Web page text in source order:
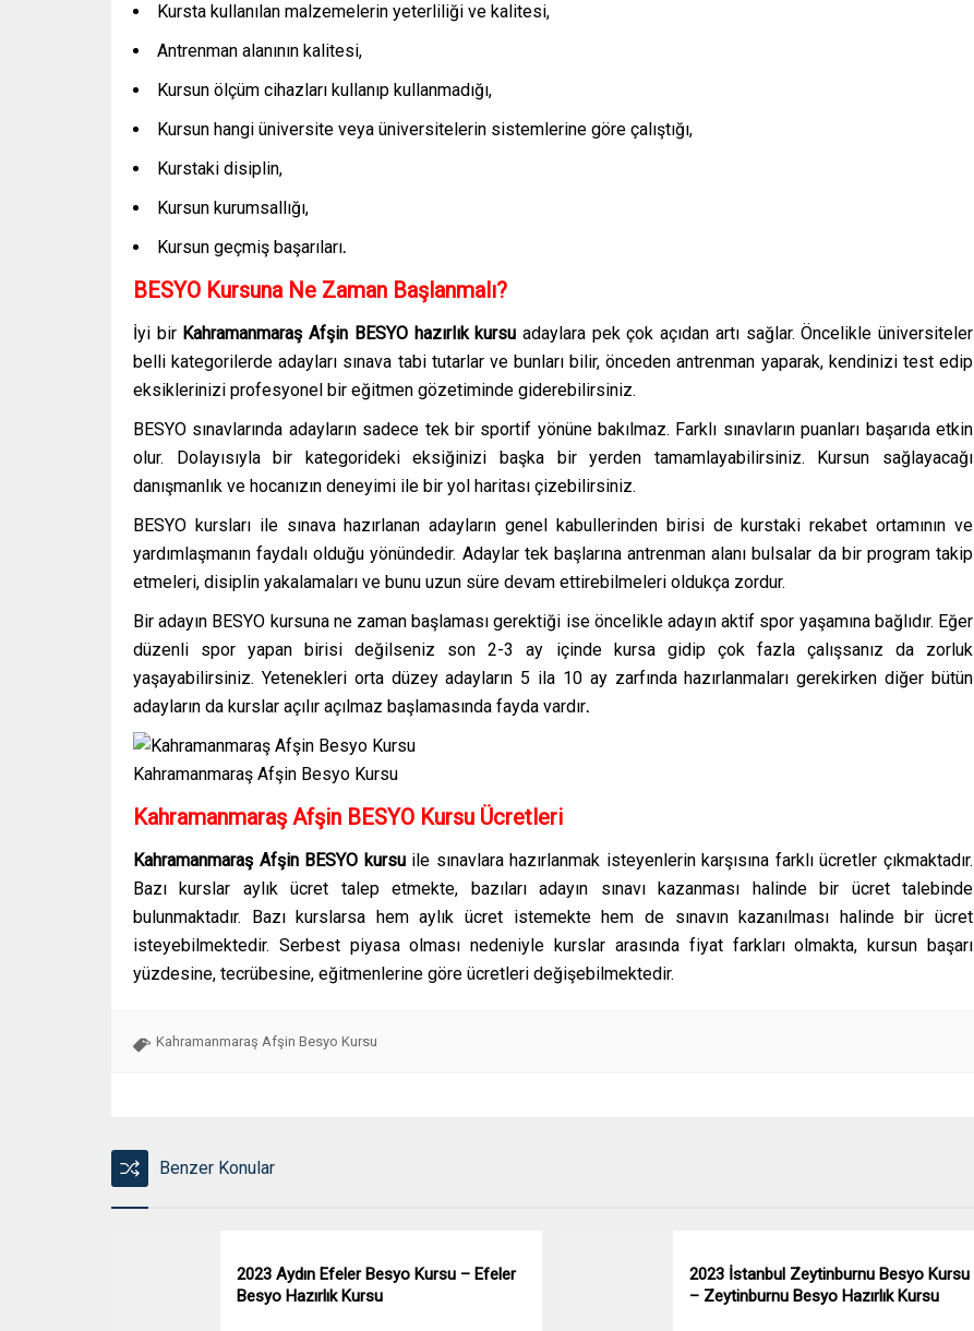
Kursta kullanılan malzemelerin yeterliliği ve kalitesi,
Antrenman alanının kalitesi,
Kursun ölçüm cihazları kullanıp kullanmadığı,
Kursun hangi üniversite veya üniversitelerin sistemlerine göre çalıştığı,
Kurstaki disiplin,
Kursun kurumsallığı,
Kursun geçmiş başarıları.
BESYO Kursuna Ne Zaman Başlanmalı?
İyi birKahramanmaraş Afşin BESYO hazırlık kursuadaylara pek çok açıdan artı sağlar. Öncelikle üniversiteler
belli kategorilerde adayları sınava tabi tutarlar ve bunları bilir, önceden antrenman yaparak, kendinizi test edip
eksiklerinizi profesyonel bir eğitmen gözetiminde giderebilirsiniz.
BESYO sınavlarında adayların sadece tek bir sportif yönüne bakılmaz. Farklı sınavların puanları başarıda etkin
olur. Dolayısıyla bir kategorideki eksiğinizi başka bir yerden tamamlayabilirsiniz. Kursun sağlayacağı
danışmanlık ve hocanızın deneyimi ile bir yol haritası çizebilirsiniz.
BESYO kursları ile sınava hazırlanan adayların genel kabullerinden birisi de kurstaki rekabet ortamının ve
yardımlaşmanın faydalı olduğu yönündedir. Adaylar tek başlarına antrenman alanı bulsalar da bir program takip
etmeleri, disiplin yakalamaları ve bunu uzun süre devam ettirebilmeleri oldukça zordur.
Bir adayın BESYO kursuna ne zaman başlaması gerektiği ise öncelikle adayın aktif spor yaşamına bağlıdır. Eğer
düzenli spor yapan birisi değilseniz son 2-3 ay içinde kursa gidip çok fazla çalışsanız da zorluk
yaşayabilirsiniz. Yetenekleri orta düzey adayların 5 ila 10 ay zarfında hazırlanmaları gerekirken diğer bütün
adayların da kurslar açılır açılmaz başlamasında fayda vardır.
Kahramanmaraş Afşin Besyo Kursu
Kahramanmaraş Afşin BESYO Kursu Ücretleri
Kahramanmaraş Afşin BESYO kursu ile sınavlara hazırlanmak isteyenlerin karşısına farklı ücretler çıkmaktadır.
Bazı kurslar aylık ücret talep etmekte, bazıları adayın sınavı kazanması halinde bir ücret talebinde
bulunmaktadır. Bazı kurslarsa hem aylık ücret istemekte hem de sınavın kazanılması halinde bir ücret
isteyebilmektedir. Serbest piyasa olması nedeniyle kurslar arasında fiyat farkları olmakta, kursun başarı
yüzdesine, tecrübesine, eğitmenlerine göre ücretleri değişebilmektedir.
Kahramanmaraş Afşin Besyo Kursu
Benzer Konular
2023 Aydın Efeler Besyo Kursu – Efeler
Besyo Hazırlık Kursu
2023 İstanbul Zeytinburnu Besyo Kursu
– Zeytinburnu Besyo Hazırlık Kursu